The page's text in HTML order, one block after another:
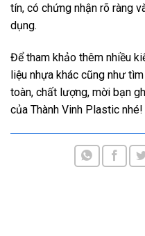
tín, có chứng nhận rõ ràng
dụng.
Để tham khảo thêm nhiều
liệu nhựa khác cũng như
toàn, chất lượng, mời bạn
của Thành Vinh Plastic nhé!